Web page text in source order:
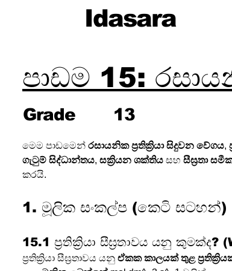
Idasara
පාඩම 15:
Grade 13
මෙම පාඩමෙන් රසායනික ප්‍රතික්‍රියා සිදුවන වේගය,
ගැටුම් සිද්ධාන්තය, සක්‍රියන ශක්තිය සහ සීඝ්‍රතා
කරයි.
1. මූලික සංකල්ප (කෙටි සටහන්)
15.1 ප්‍රතික්‍රියා සීඝ්‍රතාවය යනු
ප්‍රතික්‍රියා සීඝ්‍රතාවය යනු ඒකක කාලයක් තුළ